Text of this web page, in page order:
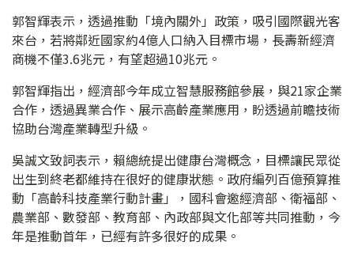
郭智輝表示，透過推動「境內關外」政策，吸引國際觀光客
來台，若將鄰近國家約4億人口納入目標市場，長壽新經濟
商機不僅3.6兆元，有望超過10兆元。
郭智輝指出，經濟部今年成立智慧服務館參展，與21家企業
合作，透過異業合作、展示高齡產業應用，盼透過前瞻技術
協助台灣產業轉型升級。
吳誠文致詞表示，賴總統提出健康台灣概念，目標讓民眾從
出生到終老都維持在很好的健康狀態。政府編列百億預算推
動「高齡科技產業行動計畫」，國科會邀經濟部、衛福部、
農業部、數發部、教育部、內政部與文化部等共同推動，今
年是推動首年，已經有許多很好的成果。